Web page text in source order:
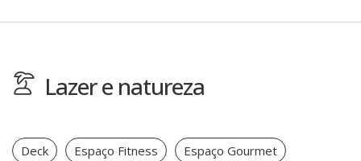
Lazer e natureza
Deck Espaço Fitness Espaço Gourmet